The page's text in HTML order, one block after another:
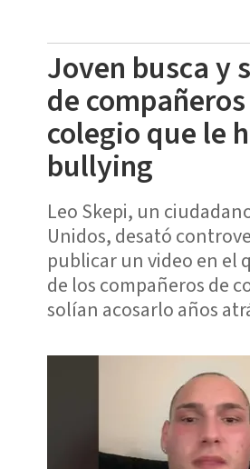
Joven busca y
de
colegio que le
bullying
Leo Skepi, un
Unidos, desató
publicar un video en el
de los compañeros de
solían acosarlo años